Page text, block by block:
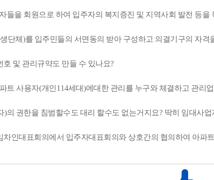
들을 회원으로 하여 입주자의 복지증진 및 지역사회 발전 등을
단체 )를 입주민들의 서면동의 받아 구성하고 의결기구의 자격
및 관리규약도 만들 수 있나요?
트 사용자(개인 114세대)에대한 관리를 누구와 체결하고 관리
)의 권한을 침범할수도 대리 할수도 없는거지요? 딱히 임대사
인대표회의에서 입주자대표회의와 상호간의 협의하여 아파